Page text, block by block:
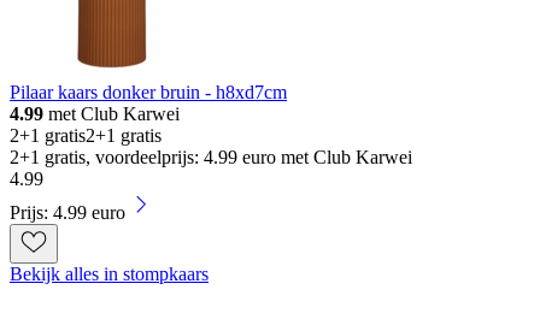
Pilaar kaars donker bruin - h8xd7cm
4.99 met Club Karwei
2+1 gratis2+1 gratis
2+1 gratis, voordeelprijs: 4.99 euro met Club Karwei
4.99
Prijs: 4.99 euro
Bekijk alles in stompkaars